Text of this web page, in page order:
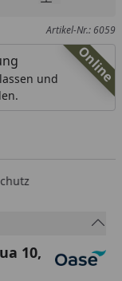
Produkt
Artikel-Nr.: 6059
Online
und
10,